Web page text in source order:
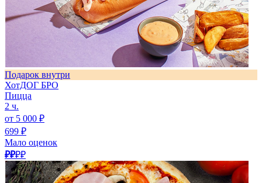
Подарок внутри
ХотДОГ БРО
Пицца
2 ч.
от 5 000 ₽
699 ₽
Мало оценок
₽₽₽₽